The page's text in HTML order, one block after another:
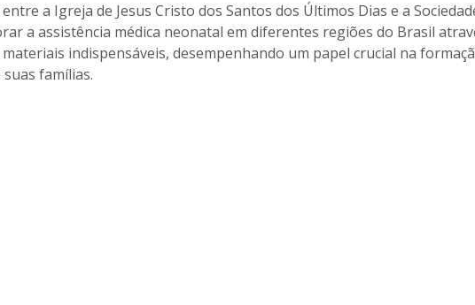
a Igreja de Jesus Cristo dos Santos dos Últimos Dias e a
a assistência médica neonatal em diferentes regiões do Brasil
indispensáveis, desempenhando um papel crucial na
suas famílias.